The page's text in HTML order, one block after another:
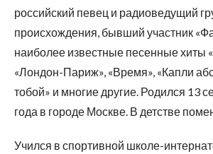
российский певец и радиоведущий
происхождения, бывший участник
наиболее известные песенные хиты
«Лондон-Париж», «Время», «Капли
тобой» и многие другие. Родился 13
года в городе Москве. В детстве
Учился в спортивной школе-